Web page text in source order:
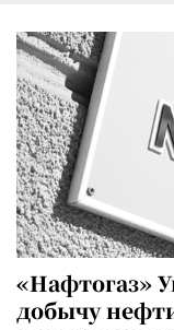
«Нафтогаз»
добычу